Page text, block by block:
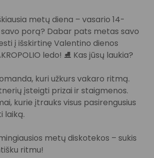
metų diena – vasario 14-
savo porą? Dabar pats metas savo
į išskirtinę Valentino dienos
ledo! ⛸️ Kas jūsų laukia?
kuri užkurs vakaro ritmą.
įsteigti prizai ir staigmenos.
kurie įtrauks visus pasirengusius
laiką.
metų diskotekos – sukis
ritmu!